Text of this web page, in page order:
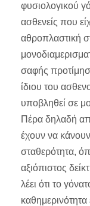
φυσιολογικού
ασθενείς που
αθροπλαστική
σαφής
ίδιου του
υποβληθεί σε
Πέρα δηλαδή
έχουν να
σταθερότητα,
αξιόπιστος
λέει ότι το
καθημερινότητα